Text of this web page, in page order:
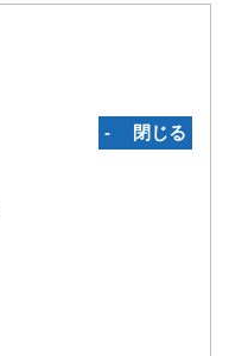
‐ 閉じる